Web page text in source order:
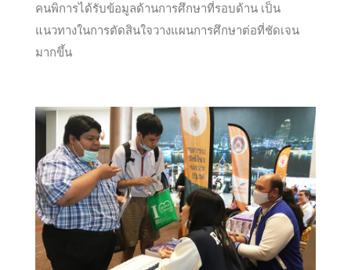
คนพิการได้รับข้อมูลด้านการศึกษาที่รอบด้าน เป็น
แนวทางในการตัดสินใจวางแผนการศึกษาต่อที่ชัดเจน
มากขึ้น